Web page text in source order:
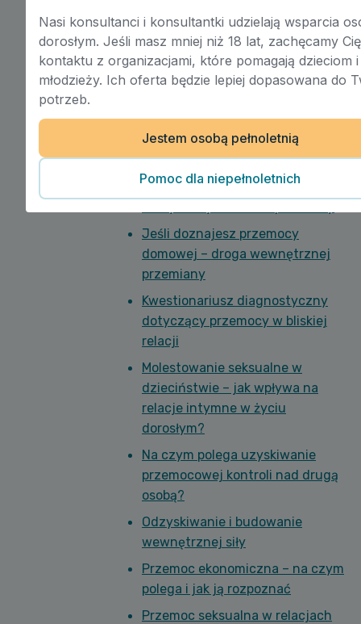
przemocy?
Co mogę zrobić, gdy
doświadczam stalkingu?
Czym jest zjawisko przemocy?
Dynamika siły w relacji, gdzie
występuje przemoc
Jeśli doznajesz przemocy
domowej – droga wewnętrznej
przemiany
Kwestionariusz diagnostyczny
dotyczący przemocy w bliskiej
relacji
Molestowanie seksualne w
dzieciństwie – jak wpływa na
relacje intymne w życiu
dorosłym?
Na czym polega uzyskiwanie
przemocowej kontroli nad drugą
osobą?
Odzyskiwanie i budowanie
wewnętrznej siły
Przemoc ekonomiczna – na czym
polega i jak ją rozpoznać
Przemoc seksualna w relacjach
Nasi konsultanci i konsultantki udzielają wsparcia
dorosłym. Jeśli masz mniej niż 18 lat, zachęcamy
kontaktu z organizacjami, które pomagają dzieciom i
młodzieży. Ich oferta będzie lepiej dopasowana do
potrzeb.
Jestem osobą pełnoletnią
Pomoc dla niepełnoletnich